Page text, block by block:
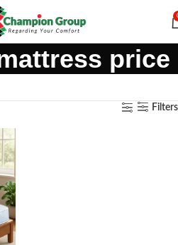
price
Filters